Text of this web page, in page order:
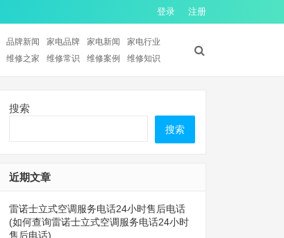
登录 注册
品牌新闻 家电品牌 家电新闻
家电行业
维修之家 维修常识 维修案例 维修知识
搜索
搜索
近期文章
雷诺士立式空调服务电话24小时售后电话
(如何查询雷诺士立式空调服务电话24小时
售后电话)